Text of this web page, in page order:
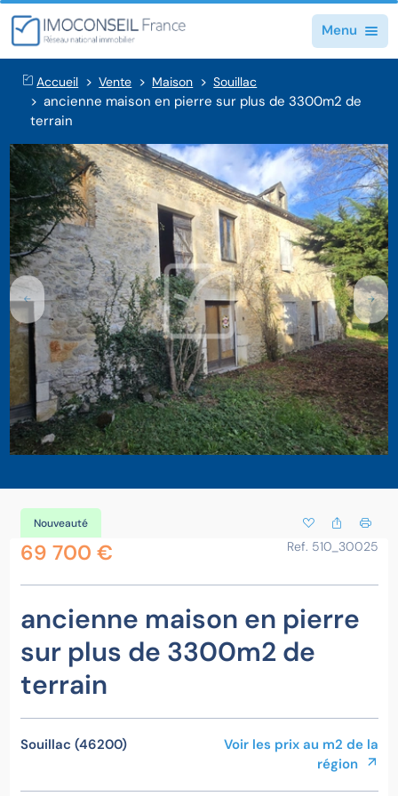
Menu
Accueil Vente Maison Souillac
ancienne maison en pierre sur plus de 3300m2 de
terrain
Nouveauté
69 700 € Ref. 510_30025
ancienne maison en pierre
sur plus de 3300m2 de
terrain
Souillac (46200)
Voir les prix au m2 de la
région